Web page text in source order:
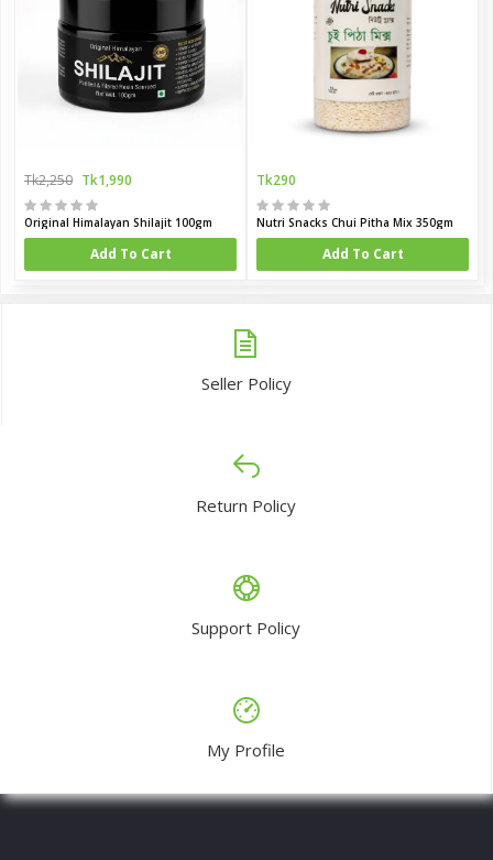
Tk2,250 Tk1,990
Original Himalayan Shilajit 100gm
Add To Cart
Tk290
Nutri Snacks Chui Pitha Mix 350gm
Add To Cart
Seller Policy
Return Policy
Support Policy
My Profile